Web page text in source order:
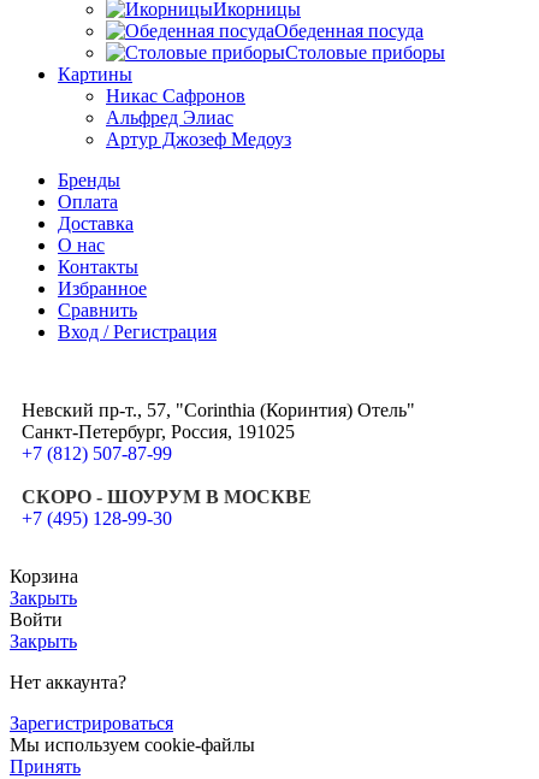
Икорницы
Обеденная посуда
Столовые приборы
Картины
Никас Сафронов
Альфред Элиас
Артур Джозеф Медоуз
Бренды
Оплата
Доставка
О нас
Контакты
Избранное
Сравнить
Вход / Регистрация
Невский пр-т., 57, "Corinthia (Коринтия) Отель"
Санкт-Петербург, Россия, 191025
+7 (812) 507-87-99
СКОРО - ШОУРУМ В МОСКВЕ
+7 (495) 128-99-30
Корзина
Закрыть
Войти
Закрыть
Нет аккаунта?
Зарегистрироваться
Мы используем cookie-файлы
Принять